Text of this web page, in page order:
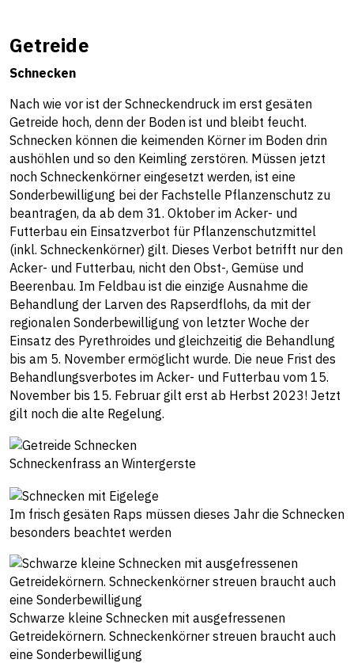
Getreide
Schnecken
Nach wie vor ist der Schneckendruck im erst gesäten
Getreide hoch, denn der Boden ist und bleibt feucht.
Schnecken können die keimenden Körner im Boden drin
aushöhlen und so den Keimling zerstören. Müssen jetzt
noch Schneckenkörner eingesetzt werden, ist eine
Sonderbewilligung bei der Fachstelle Pflanzenschutz zu
beantragen, da ab dem 31. Oktober im Acker- und
Futterbau ein Einsatzverbot für Pflanzenschutzmittel
(inkl. Schneckenkörner) gilt. Dieses Verbot betrifft nur den
Acker- und Futterbau, nicht den Obst-, Gemüse und
Beerenbau. Im Feldbau ist die einzige Ausnahme die
Behandlung der Larven des Rapserdflohs, da mit der
regionalen Sonderbewilligung von letzter Woche der
Einsatz des Pyrethroides und gleichzeitig die Behandlung
bis am 5. November ermöglicht wurde. Die neue Frist des
Behandlungsverbotes im Acker- und Futterbau vom 15.
November bis 15. Februar gilt erst ab Herbst 2023! Jetzt
gilt noch die alte Regelung.
Schneckenfrass an Wintergerste
Im frisch gesäten Raps müssen dieses Jahr die Schnecken
besonders beachtet werden
Schwarze kleine Schnecken mit ausgefressenen
Getreidekörnern. Schneckenkörner streuen braucht auch
eine Sonderbewilligung